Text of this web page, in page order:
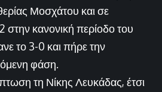
Μοσχάτου και σε
κανονική περίοδο του
το 3-0 και πήρε την
φάση.
τη Νίκης Λευκάδας, έτσι